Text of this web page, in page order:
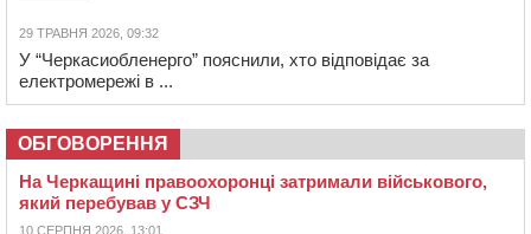
29 ТРАВНЯ 2026, 09:32
У “Черкасиобленерго” пояснили, хто відповідає за
електромережі в ...
ОБГОВОРЕННЯ
На Черкащині правоохоронці затримали військового,
який перебував у СЗЧ
10 СЕРПНЯ 2026, 13:01